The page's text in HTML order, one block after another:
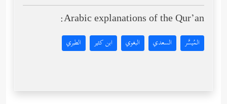
Arabic explanations of the Qur’an:
المُيسَّر السعدي البغوي ابن كثير الطبري